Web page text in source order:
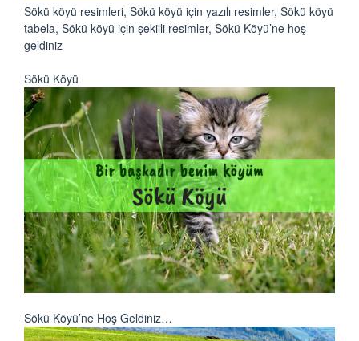
Sökü köyü resimleri, Sökü köyü için yazılı resimler, Sökü köyü
tabela, Sökü köyü için şekilli resimler, Sökü Köyü’ne hoş
geldiniz
Sökü Köyü
Sökü Köyü’ne Hoş Geldiniz…